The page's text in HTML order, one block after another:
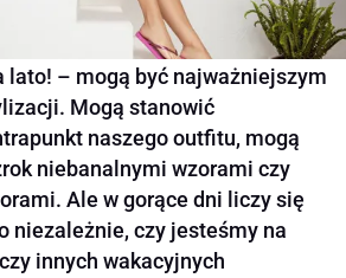
lato! – mogą być najważniejszym
Mogą stanowić
naszego outfitu, mogą
niebanalnymi wzorami czy
Ale w gorące dni liczy się
niezależnie, czy jesteśmy na
innych wakacyjnych